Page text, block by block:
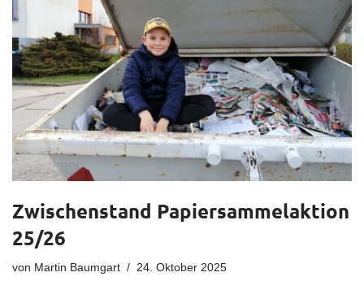
Zwischenstand Papiersammelaktion
25/26
von Martin Baumgart 24. Oktober 2025